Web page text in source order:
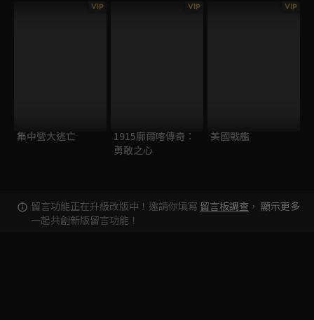
VIP
集中營大逃亡
VIP
1915廓爾喀傳奇：
勇敢之心
VIP
美國戰艦
留言功能正在升級改版中！邀請你填寫 留言板調查 ，
一起共創新版留言功能！
顯示更多